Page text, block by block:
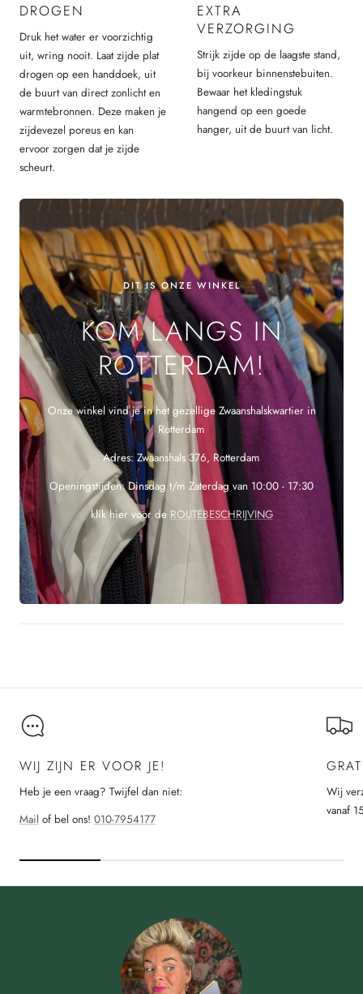
DROGEN
Druk het water er voorzichtig
uit, wring nooit. Laat zijde plat
drogen op een handdoek, uit
de buurt van direct zonlicht en
warmtebronnen. Deze maken je
zijdevezel poreus en kan
ervoor zorgen dat je zijde
scheurt.
EXTRA
VERZORGING
Strijk zijde op de laagste stand,
bij voorkeur binnenstebuiten.
Bewaar het kledingstuk
hangend op een goede
hanger, uit de buurt van licht.
DIT IS ONZE WINKEL
KOM LANGS IN
ROTTERDAM!
Onze winkel vind je in het gezellige Zwaanshalskwartier in
Rotterdam
Adres: Zwaanshals 376, Rotterdam
Openingstijden: Dinsdag t/m Zaterdag van 10:00 - 17:30
klik hier voor de ROUTEBESCHRIJVING
WIJ ZIJN ER VOOR JE!
Heb je een vraag? Twijfel dan niet:
Mail of bel ons! 010-7954177
Wij
vanaf